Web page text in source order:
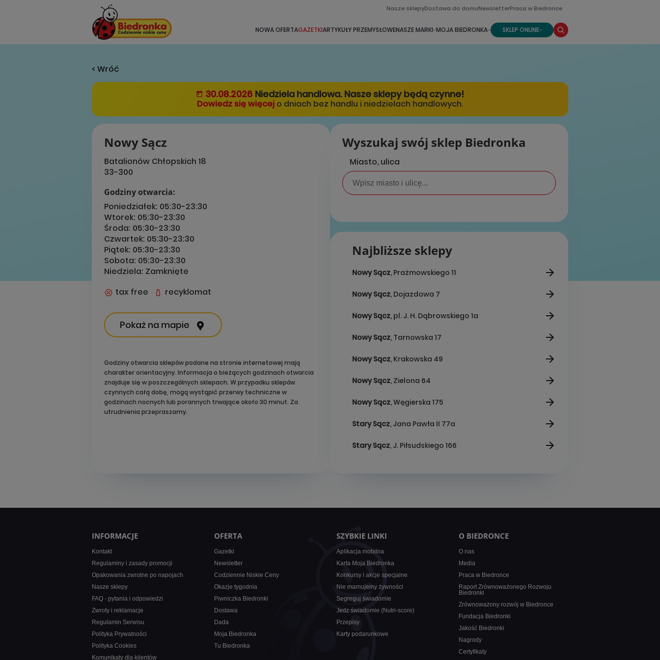
Nasze sklepyDostawa do domuNewsletterPraca w Biedronce
NOWA OFERTAGAZETKIARTYKUŁY PRZEMYSŁOWENASZE MARKI MOJA BIEDRONKA SKLEP ONLINE
< Wróć
30.08.2026 Niedziela handlowa. Nasze sklepy będą czynne!
Dowiedz się więcej o dniach bez handlu i niedzielach handlowych.
Nowy Sącz
Batalionów Chłopskich 18
33-300
Godziny otwarcia:
Poniedziałek: 05:30-23:30
Wtorek: 05:30-23:30
Środa: 05:30-23:30
Czwartek: 05:30-23:30
Piątek: 05:30-23:30
Sobota: 05:30-23:30
Niedziela: Zamknięte
tax free
recyklomat
Pokaż na mapie
Godziny otwarcia sklepów podane na stronie internetowej mają
charakter orientacyjny. Informacja o bieżących godzinach otwarcia
znajduje się w poszczególnych sklepach. W przypadku sklepów
czynnych całą dobę, mogą wystąpić przerwy techniczne w
godzinach nocnych lub porannych trwające około 30 minut. Za
utrudnienia przepraszamy.
Wyszukaj swój sklep Biedronka
Miasto, ulica
Najbliższe sklepy
Nowy Sącz, Prażmowskiego 11
Nowy Sącz, Dojazdowa 7
Nowy Sącz, pl. J. H. Dąbrowskiego 1a
Nowy Sącz, Tarnowska 17
Nowy Sącz, Krakowska 49
Nowy Sącz, Zielona 64
Nowy Sącz, Węgierska 175
Stary Sącz, Jana Pawła II 77a
Stary Sącz, J. Piłsudskiego 166
INFORMACJE
Kontakt
Regulaminy i zasady promocji
Opakowania zwrotne po napojach
Nasze sklepy
FAQ - pytania i odpowiedzi
Zwroty i reklamacje
Regulamin Serwisu
Polityka Prywatności
Polityka Cookies
Komunikaty dla klientów
OFERTA
Gazetki
Newsletter
Codziennie Niskie Ceny
Okazje tygodnia
Piwniczka Biedronki
Dostawa
Dada
Moja Biedronka
Tu Biedronka
SZYBKIE LINKI
Aplikacja mobilna
Karta Moja Biedronka
Konkursy i akcje specjalne
Nie marnujemy żywności
Segreguj świadomie
Jedz świadomie (Nutri-score)
Przepisy
Karty podarunkowe
O BIEDRONCE
O nas
Media
Praca w Biedronce
Raport Zrównoważonego Rozwoju
Biedronki
Zrównoważony rozwój w Biedronce
Fundacja Biedronki
Jakość Biedronki
Nagrody
Certyfikaty